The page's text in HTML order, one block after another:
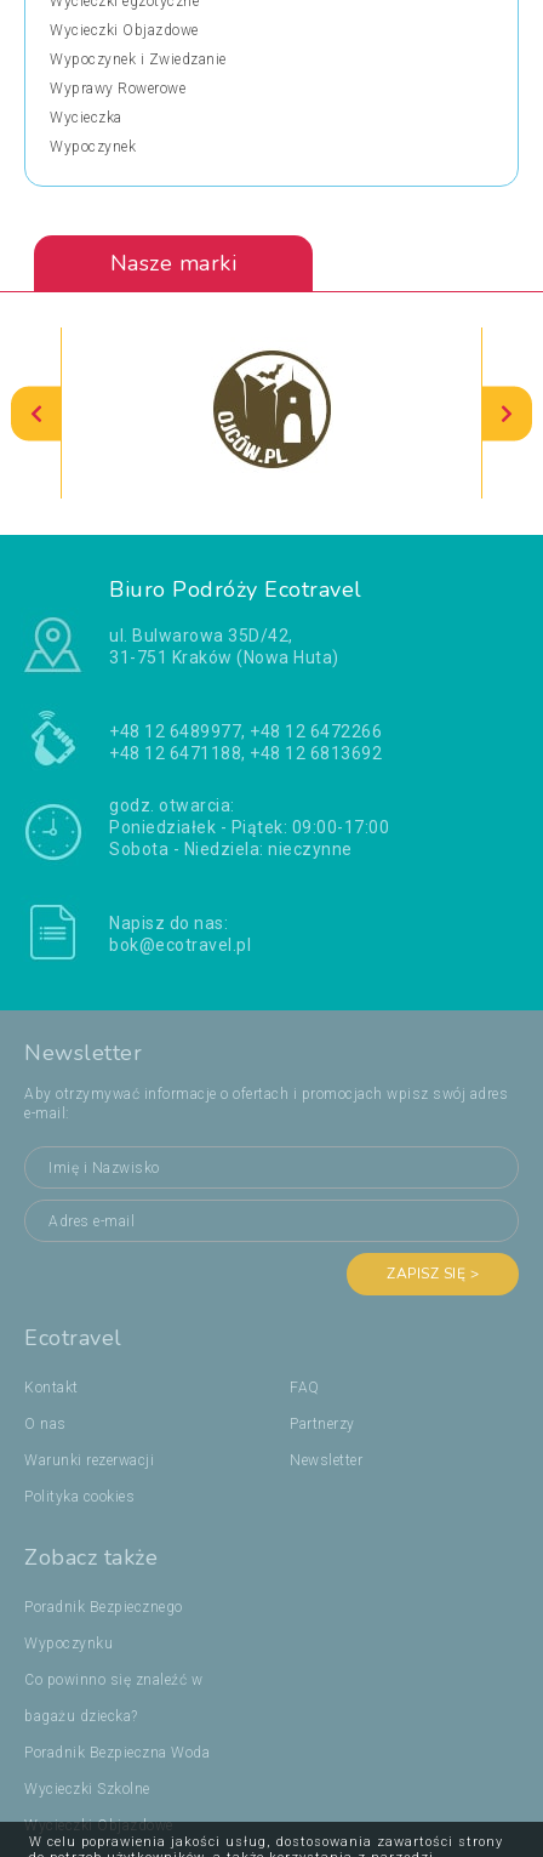
Wycieczki Objazdowe
Wypoczynek i Zwiedzanie
Wyprawy Rowerowe
Wycieczka
Wypoczynek
Nasze marki
Biuro Podróży Ecotravel
ul. Bulwarowa 35D/42,
31-751 Kraków (Nowa Huta)
+48 12 6489977, +48 12 6472266
+48 12 6471188, +48 12 6813692
godz. otwarcia:
Poniedziałek - Piątek: 09:00-17:00
Sobota - Niedziela: nieczynne
Napisz do nas:
bok@ecotravel.pl
Newsletter
Aby otrzymywać informacje o ofertach i promocjach wpisz swój adres
e-mail:
ZAPISZ SIĘ >
Ecotravel
Kontakt
O nas
Warunki rezerwacji
Polityka cookies
FAQ
Partnerzy
Newsletter
Zobacz także
Poradnik Bezpiecznego
Wypoczynku
Co powinno się znaleźć w
bagażu dziecka?
Poradnik Bezpieczna Woda
Wycieczki Szkolne
Wycieczki Objazdowe
W celu poprawienia jakości usług, dostosowania zawartości strony